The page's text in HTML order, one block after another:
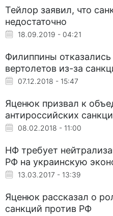
Тейлор заявил, что
недостаточно
18.09.2019 - 04:21
Филиппины
вертолетов из-за
07.12.2018 - 15:47
Яценюк призвал к
антироссийских
08.02.2018 - 11:00
НФ требует
РФ на украинскую
13.03.2017 - 13:39
Яценюк рассказал о
санкций против РФ